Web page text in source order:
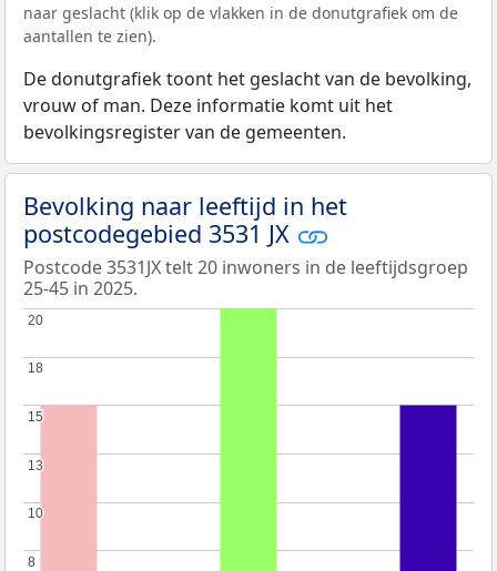
naar geslacht (klik op de vlakken in de donutgrafiek om de
aantallen te zien).
De donutgrafiek toont het geslacht van de bevolking,
vrouw of man. Deze informatie komt uit het
bevolkingsregister van de gemeenten.
Bevolking naar leeftijd in het
postcodegebied 3531 JX
Postcode 3531JX telt 20 inwoners in de leeftijdsgroep
25-45 in 2025.
8
8
10
10
13
13
15
15
18
18
20
20